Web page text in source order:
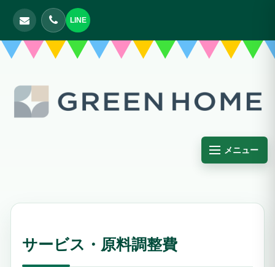
LINE
メニュー
サービス・原料調整費